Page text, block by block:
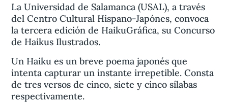
La Universidad de Salamanca (USAL), a través
del Centro Cultural Hispano-Japónes, convoca
la tercera edición de HaikuGráfica, su Concurso
de Haikus Ilustrados.
Un Haiku es un breve poema japonés que
intenta capturar un instante irrepetible. Consta
de tres versos de cinco, siete y cinco sílabas
respectivamente.